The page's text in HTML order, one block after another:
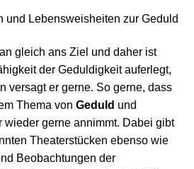
und Lebensweisheiten zur Geduld
gleich ans Ziel und daher ist
der Geduldigkeit auferlegt,
versagt er gerne. So gerne, dass
Thema von Geduld und
wieder gerne annimmt. Dabei gibt
Theaterstücken ebenso wie
Beobachtungen der